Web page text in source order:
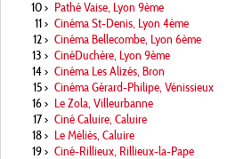
10> Pathé Vaise, Lyon 9ème
11> Cinéma St-Denis, Lyon 4ème
12> Cinéma Bellecombe, Lyon 6ème
13 > CinéDuchère, Lyon 9ème
14> Cinéma Les Alizés, Bron
15> Cinéma Gérard-Philipe, Vénissieux
16> Le Zola, Villeurbanne
17> Ciné Caluire, Caluire
18> Le Méliès, Caluire
19> Ciné-Rillieux, Rillieux-la-Pape